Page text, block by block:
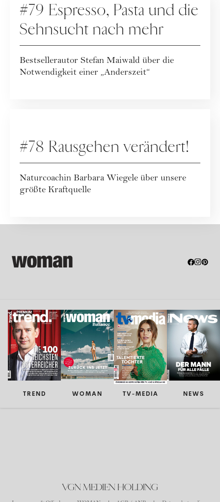
#79 Espresso, Pasta und die
Sehnsucht nach mehr
Bestsellerautor Stefan Maiwald über die
Notwendigkeit einer „Anderszeit“
#78 Rausgehen verändert!
Naturcoachin Barbara Wiegele über unsere
größte Kraftquelle
TREND WOMAN TV-MEDIA NEWS
VGN MEDIEN HOLDING